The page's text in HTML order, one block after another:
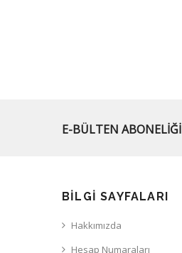
E-BÜLTEN ABONELİĞİ
BILGI SAYFALARI
Hakkımızda
Hesap Numaraları